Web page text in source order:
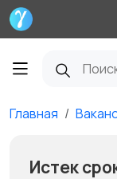
Главная
Истек